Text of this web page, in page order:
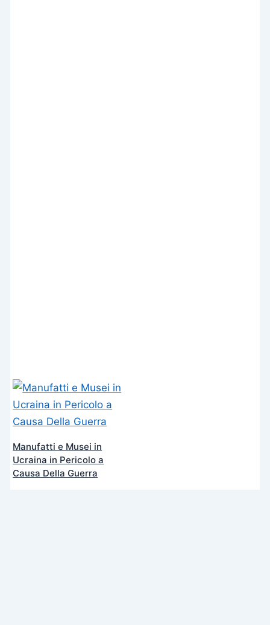
Manufatti e Musei in
Ucraina in Pericolo a
Causa Della Guerra